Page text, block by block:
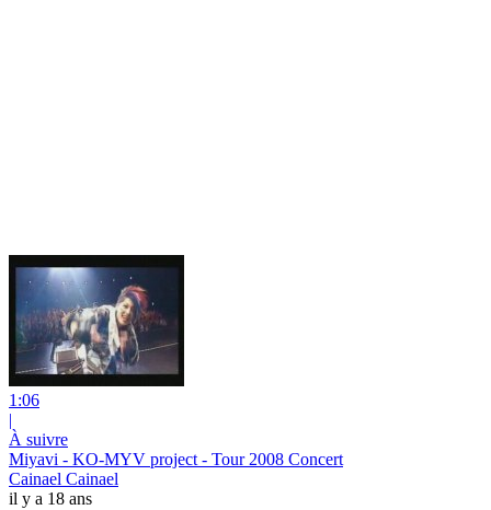
1:06
|
À suivre
Miyavi - KO-MYV project - Tour 2008 Concert
Cainael Cainael
il y a 18 ans